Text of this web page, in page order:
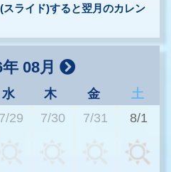
ライド)すると翌月のカレン
08月
水 木 金
土
7/29 7/30 7/31 8/1